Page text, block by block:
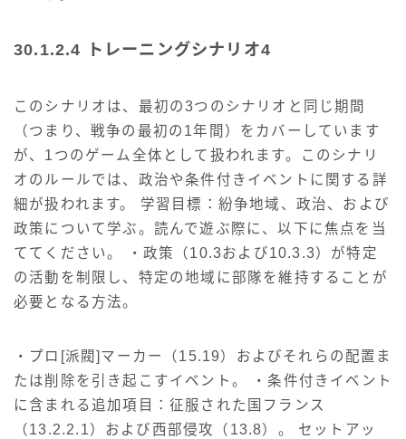
30.1.2.4 トレーニングシナリオ4
このシナリオは、最初の3つのシナリオと同じ期間
（つまり、戦争の最初の1年間）をカバーしています
が、1つのゲーム全体として扱われます。このシナリ
オのルールでは、政治や条件付きイベントに関する詳
細が扱われます。 学習目標：紛争地域、政治、および
政策について学ぶ。読んで遊ぶ際に、以下に焦点を当
ててください。 ・政策（10.3および10.3.3）が特定
の活動を制限し、特定の地域に部隊を維持することが
必要となる方法。
・プロ[派閥]マーカー（15.19）およびそれらの配置ま
たは削除を引き起こすイベント。 ・条件付きイベント
に含まれる追加項目：征服された国フランス
（13.2.2.1）および西部侵攻（13.8）。 セットアッ